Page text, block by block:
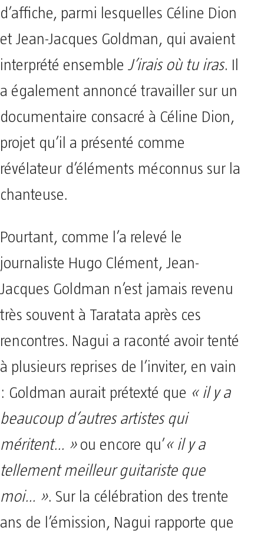
d’affiche, parmi lesquelles Céline Dion
et Jean-Jacques Goldman, qui avaient
interprété ensemble J’irais où tu iras. Il
a également annoncé travailler sur un
documentaire consacré à Céline Dion,
projet qu’il a présenté comme
révélateur d’éléments méconnus sur la
chanteuse.
Pourtant, comme l’a relevé le
journaliste Hugo Clément, Jean-
Jacques Goldman n’est jamais revenu
très souvent à Taratata après ces
rencontres. Nagui a raconté avoir tenté
à plusieurs reprises de l’inviter, en vain
: Goldman aurait prétexté que « il y a
beaucoup d’autres artistes qui
méritent… » ou encore qu’« il y a
tellement meilleur guitariste que
moi… ». Sur la célébration des trente
ans de l’émission, Nagui rapporte que